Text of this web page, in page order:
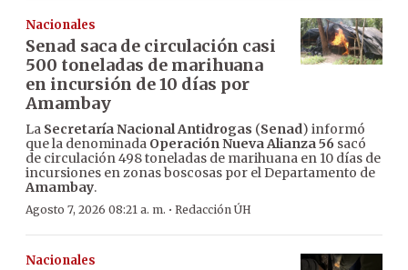
Nacionales
Senad saca de circulación casi
500 toneladas de marihuana
en incursión de 10 días por
Amambay
La Secretaría Nacional Antidrogas (Senad) informó
que la denominada Operación Nueva Alianza 56 sacó
de circulación 498 toneladas de marihuana en 10 días de
incursiones en zonas boscosas por el Departamento de
Amambay.
Agosto 7, 2026 08:21 a. m. · Redacción ÚH
Nacionales